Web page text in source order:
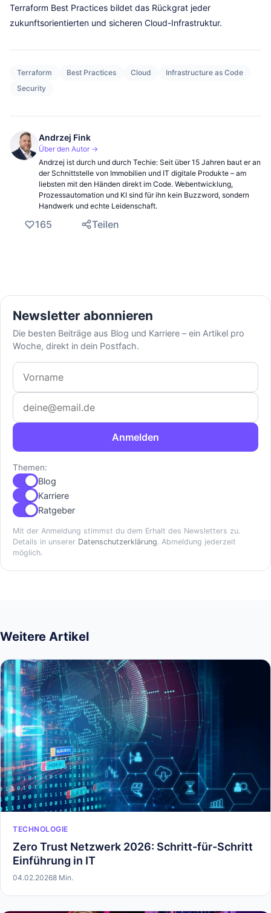
Terraform Best Practices bildet das Rückgrat jeder
zukunftsorientierten und sicheren Cloud-Infrastruktur.
Terraform Best Practices Cloud
Infrastructure as Code
Security
Andrzej Fink
Über den Autor →
Andrzej ist durch und durch Techie: Seit über 15 Jahren baut er an
der Schnittstelle von Immobilien und IT digitale Produkte – am
liebsten mit den Händen direkt im Code. Webentwicklung,
Prozessautomation und KI sind für ihn kein Buzzword, sondern
Handwerk und echte Leidenschaft.
165 Teilen
Newsletter abonnieren
Die besten Beiträge aus Blog und Karriere – ein Artikel pro
Woche, direkt in dein Postfach.
Vorname
E-Mail-Adresse
Anmelden
Themen:
Blog
Karriere
Ratgeber
Mit der Anmeldung stimmst du dem Erhalt des Newsletters zu.
Details in unserer Datenschutzerklärung. Abmeldung jederzeit
möglich.
Weitere Artikel
TECHNOLOGIE
Zero Trust Netzwerk 2026: Schritt-für-Schritt
Einführung in IT
04.02.20268 Min.